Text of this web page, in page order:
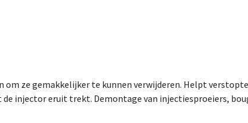
ze gemakkelijker te kunnen verwijderen. Helpt
injector eruit trekt. Demontage van injectiesproeiers,